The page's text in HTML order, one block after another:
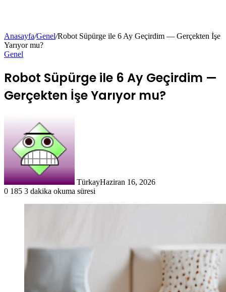
Anasayfa/Genel/Robot Süpürge ile 6 Ay Geçirdim — Gerçekten İşe
Yarıyor mu?
Genel
Robot Süpürge ile 6 Ay Geçirdim —
Gerçekten İşe Yarıyor mu?
TürkayHaziran 16, 2026
0 185 3 dakika okuma süresi